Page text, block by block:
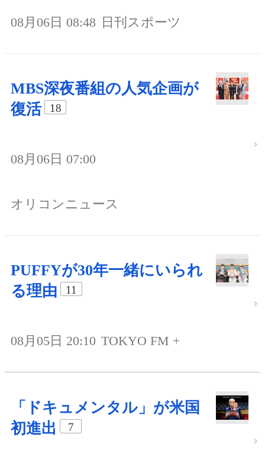
08月06日 08:48 日刊スポーツ
MBS深夜番組の人気企画が
復活
18
08月06日 07:00
オリコンニュース
PUFFYが30年一緒にいられ
る理由
11
08月05日 20:10 TOKYO FM +
「ドキュメンタル」が米国
初進出
7